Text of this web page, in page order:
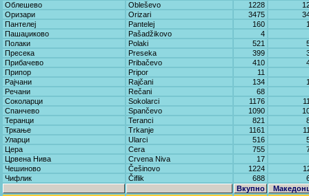
Облешево
Obleševo 1228
Оризари
Orizari 3475
Пантелеј
Pantelej 160
Пашаџиково
Pašadžikovo
4
Полаки
Polaki 521
Пресека
Preseka 399
Прибачево
Pribačevo 410
Припор
Pripor
11
Рајчани
Rajčani 134
Речани
Rečani
68
Соколарци
Sokolarci 1176
Спанчево
Spančevo 1090
Теранци
Teranci 821
Тркање
Trkanje 1161
Уларци
Ularci 516
Цера
Cera 755
Црвена Нива
Crvena Niva
17
Чешиново
Češinovo 1224
Чифлик
Čiflik 688
Вкупно